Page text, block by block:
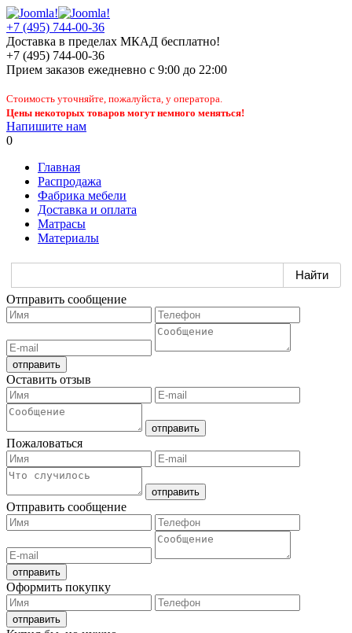
+7 (495) 744-00-36
Доставка в пределах МКАД бесплатно!
+7 (495) 744-00-36
Прием заказов ежедневно с 9:00 до 22:00
Стоимость уточняйте, пожалуйста, у оператора.
Цены некоторых товаров могут немного меняться!
Напишите нам
0
Главная
Распродажа
Фабрика мебели
Доставка и оплата
Матрасы
Материалы
Отправить сообщение
Оставить отзыв
Пожаловаться
Отправить сообщение
Оформить покупку